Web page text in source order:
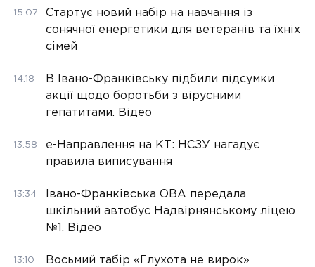
15:07
Стартує новий набір на навчання із
сонячної енергетики для ветеранів та їхніх
сімей
14:18
В Івано-Франківську підбили підсумки
акції щодо боротьби з вірусними
гепатитами. Відео
13:58
е-Направлення на КТ: НСЗУ нагадує
правила виписування
13:34
Івано-Франківська ОВА передала
шкільний автобус Надвірнянському ліцею
№1. Відео
13:10
Восьмий табір «Глухота не вирок»